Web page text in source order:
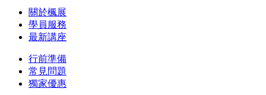
關於楓展
學員服務
最新講座
行前準備
常見問題
獨家優惠